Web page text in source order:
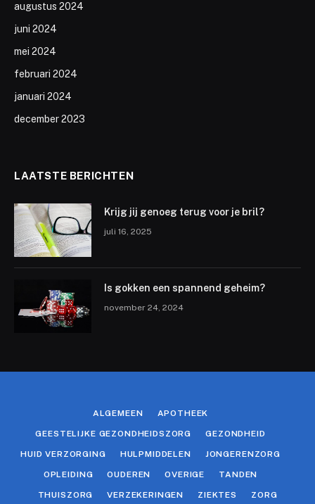
augustus 2024
juni 2024
mei 2024
februari 2024
januari 2024
december 2023
LAATSTE BERICHTEN
Krijg jij genoeg terug voor je bril?
juli 16, 2025
Is gokken een spannend geheim?
november 24, 2024
ALGEMEEN APOTHEEK
GEESTELIJKE GEZONDHEIDSZORG GEZONDHEID
HUID VERZORGING HULPMIDDELEN JONGERENZORG
OPLEIDING OUDEREN OVERIGE TANDEN
THUISZORG VERZEKERINGEN ZIEKTES ZORG